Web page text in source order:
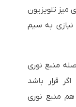
میز تلویزیون
نیازی به سیم
منبع نوری
قرار باشد
هم منبع نوری